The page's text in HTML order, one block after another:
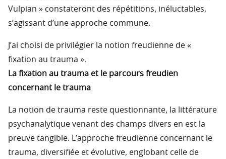
Vulpian » constateront des répétitions, inéluctables,
s’agissant d’une approche commune.
J’ai choisi de privilégier la notion freudienne de «
fixation au trauma ».
La fixation au trauma et le parcours freudien
concernant le trauma
La notion de trauma reste questionnante, la littérature
psychanalytique venant des champs divers en est la
preuve tangible. L’approche freudienne concernant le
trauma, diversifiée et évolutive, englobant celle de